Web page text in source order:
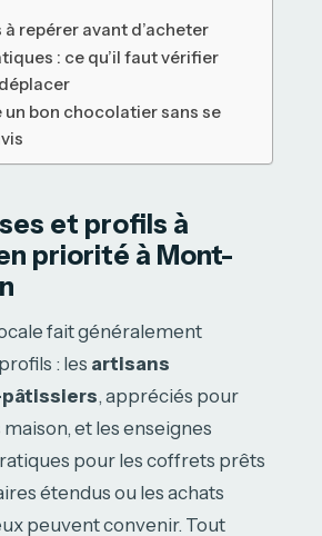
repérer avant d’acheter
: ce qu’il faut vérifier
un bon chocolatier sans se
et profils à
priorité à Mont-
fait généralement
: les artisans
, appréciés pour
et les enseignes
pour les coffrets prêts
étendus ou les achats
peuvent convenir. Tout